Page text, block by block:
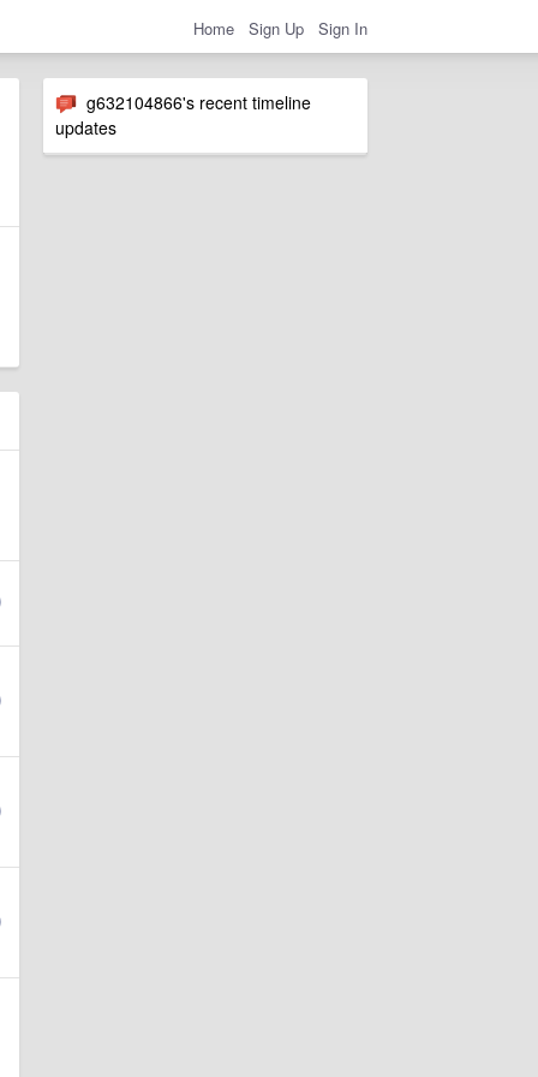
Home Sign Up Sign In
g632104866's recent timeline
updates